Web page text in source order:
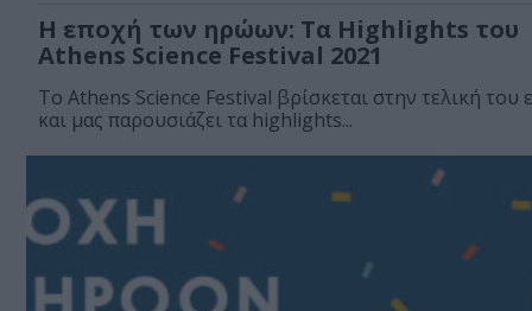
H εποχή των ηρώων: Τα Highlights του
Athens Science Festival 2021
Το Athens Science Festival βρίσκεται στην τελική του
και μας παρουσιάζει τα highlights...